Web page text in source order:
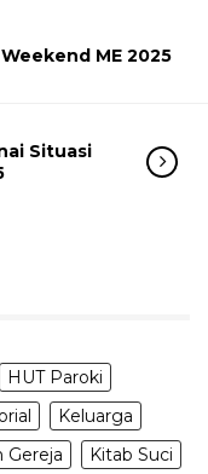
Weekend ME 2025
Situasi
HUT Paroki
Keluarga
Gereja
Kitab Suci